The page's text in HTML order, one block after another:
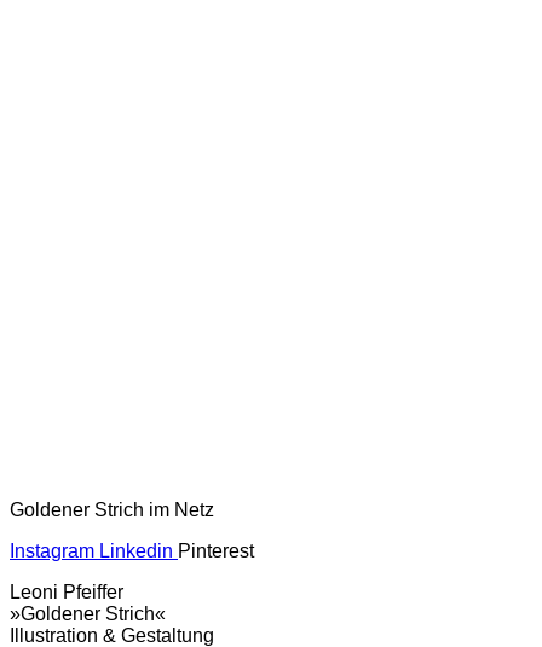
Goldener Strich im Netz
Instagram Linkedin Pinterest
Leoni Pfeiffer
»Goldener Strich«
Illustration & Gestaltung